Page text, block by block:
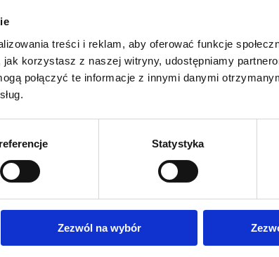
treści i reklam, aby oferować funkcje
korzystasz z naszej witryny, udostępniamy
połączyć te informacje z innymi danymi
Statystyka
Zezwól na wybór